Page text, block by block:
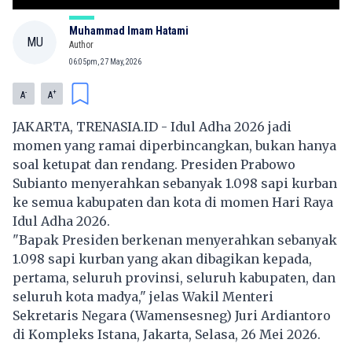
MU
Muhammad Imam Hatami
Author
06:05pm, 27 May, 2026
A- A+
JAKARTA, TRENASIA.ID - Idul Adha 2026 jadi
momen yang ramai diperbincangkan, bukan hanya
soal ketupat dan rendang. Presiden Prabowo
Subianto menyerahkan sebanyak 1.098 sapi kurban
ke semua kabupaten dan kota di momen Hari Raya
Idul Adha 2026.
"Bapak Presiden berkenan menyerahkan sebanyak
1.098 sapi kurban yang akan dibagikan kepada,
pertama, seluruh provinsi, seluruh kabupaten, dan
seluruh kota madya," jelas Wakil Menteri
Sekretaris Negara (Wamensesneg) Juri Ardiantoro
di Kompleks Istana, Jakarta, Selasa, 26 Mei 2026.